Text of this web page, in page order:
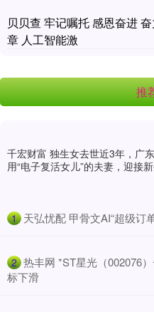
贝贝查 牢记嘱托 感恩奋进
章 人工智能激
推
千宏财富 独生女去世近3年，广
用“电子复活女儿”的夫妻，迎接
1 天弘忧配 甲骨文AI“超级订
2 热丰网 *ST星光（002076
标下滑